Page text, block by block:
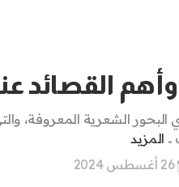
القصائد
الشعرية المعروفة،
.. المزيد
26 أغسطس 2024